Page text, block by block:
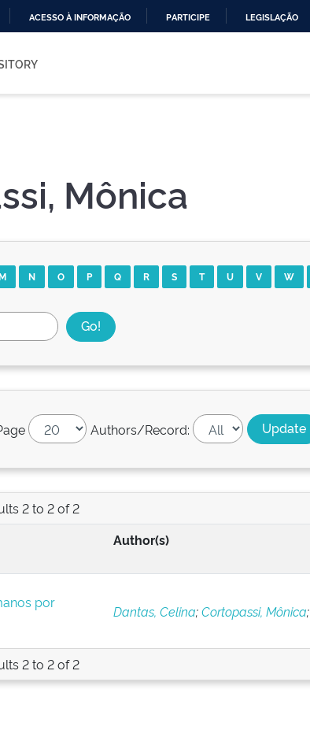
ACESSO À INFORMAÇÃO PARTICIPE LEGISLAÇÃO
Mônica
N O P Q R S T U V W
Authors/Record:
2 to 2 of 2
Author(s)
por
Dantas, Celina;Cortopassi, Mônica;
2 to 2 of 2